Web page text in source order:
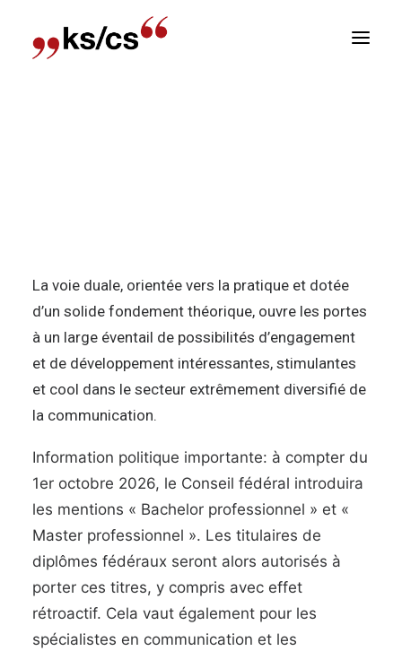
La voie duale, orientée vers la pratique et dotée
d’un solide fondement théorique, ouvre les portes
à un large éventail de possibilités d’engagement
et de développement intéressantes, stimulantes
et cool dans le secteur extrêmement diversifié de
la communication.
Information politique importante: à compter du
1er octobre 2026, le Conseil fédéral introduira
les mentions « Bachelor professionnel » et «
Master professionnel ». Les titulaires de
diplômes fédéraux seront alors autorisés à
porter ces titres, y compris avec effet
rétroactif. Cela vaut également pour les
spécialistes en communication et les